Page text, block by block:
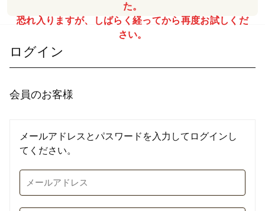
た。
恐れ入りますが、しばらく経ってから再度お試しくだ
さい。
ログイン
会員のお客様
メールアドレスとパスワードを入力してログインし
てください。